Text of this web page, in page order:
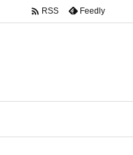
 RSS Feedly